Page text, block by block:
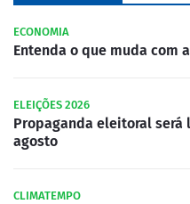
ECONOMIA
Entenda o que muda com
ELEIÇÕES 2026
Propaganda eleitoral
agosto
CLIMATEMPO